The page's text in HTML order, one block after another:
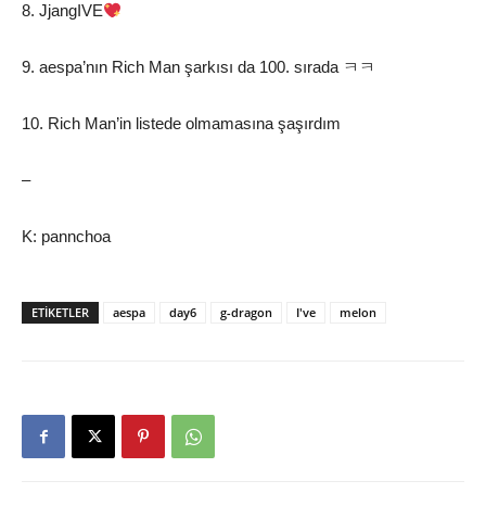
8. JjangIVE
9. aespa’nın Rich Man şarkısı da 100. sırada ㅋㅋ
10. Rich Man’in listede olmamasına şaşırdım
–
K: pannchoa
ETIKETLER aespa day6 g-dragon I've melon